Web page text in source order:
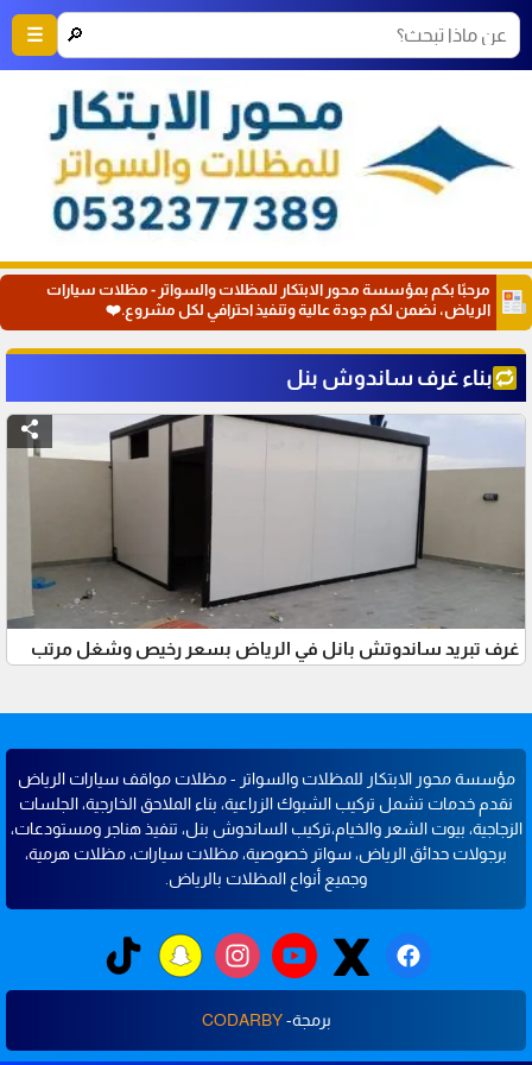
🔎
☰
مرحبًا بكم بمؤسسة محور الابتكار للمظلات والسواتر - مظلات سيارات
الرياض، نضمن لكم جودة عالية وتنفيذ احترافي لكل مشروع.❤️
بناء غرف ساندوش بنل
غرف تبريد ساندوتش بانل في الرياض بسعر رخيص وشغل مرتب
مؤسسة محور الابتكار للمظلات والسواتر - مظلات مواقف سيارات الرياض
نقدم خدمات تشمل تركيب الشبوك الزراعية، بناء الملاحق الخارجية، الجلسات
الزجاجية، بيوت الشعر والخيام،تركيب الساندوش بنل، تنفيذ هناجر ومستودعات،
برجولات حدائق الرياض، سواتر خصوصية، مظلات سيارات، مظلات هرمية،
وجميع أنواع المظلات بالرياض.
برمجة-CODARBY